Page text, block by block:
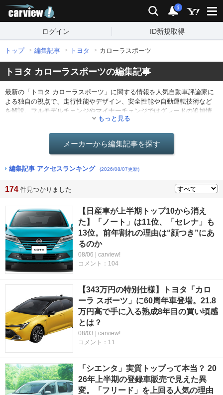
検索 通知
i
ログイン ID新規取得
トップ 編集記事 トヨタ カローラスポーツ
トヨタ カローラスポーツの編集記事
最新の「トヨタ カローラスポーツ」に関する情報を人気自動車評論家に
よる独自の視点で、走行性能やデザイン、安全性能や自動運転技術など
を解説。フルモデルチェンジやマイナーチェンジではグレードの追加情
報や仕様の変更点を分かりやすくレポート。他にも最新ニュースや海外
もっと見る
メーカーから編集記事を探す
編集記事 アクセスランキング (2026/08/07更新)
174 件見つかりました
【日産車が上半期トップ10から消え
た】「ノート」は11位、「セレナ」も
13位。前年割れの理由は“顔つき”にあ
るのか
08/06 | carview!
コメント：104
【343万円の特別仕様】トヨタ「カロ
ーラ スポーツ」に60周年車登場。21.8
万円高で手に入る熟成8年目の買い頃感
とは？
08/03 | carview!
コメント：11
「シエンタ」実質トップって本当？ 20
26年上半期の登録車販売で見えた異
変。「フリード」を上回る人気の理由